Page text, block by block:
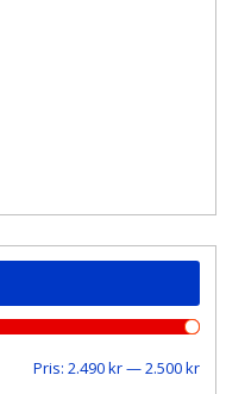
Min
Max
Pris:2.490 kr—2.500 kr